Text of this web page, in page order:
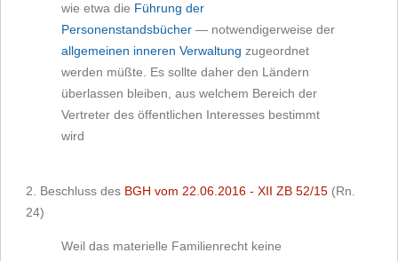
wie etwa die Führung der
Personenstandsbücher — notwendigerweise der
allgemeinen inneren Verwaltung zugeordnet
werden müßte. Es sollte daher den Ländern
überlassen bleiben, aus welchem Bereich der
Vertreter des öffentlichen Interesses bestimmt
wird
2. Beschluss des BGH vom 22.06.2016 - XII ZB 52/15 (Rn.
24)
Weil das materielle Familienrecht keine